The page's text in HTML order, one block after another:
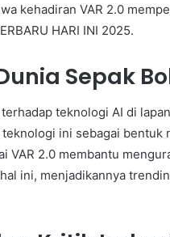
kehadiran VAR 2.0
HARI INI 2025.
Sepak
teknologi AI di
ini sebagai
VAR 2.0 membantu
ini, menjadikannya